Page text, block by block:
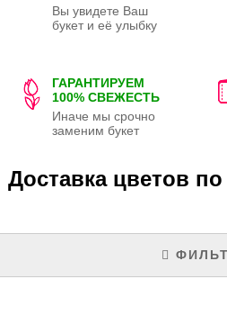
Вы увидете Ваш
букет и её улыбку
ГАРАНТИРУЕМ
100% СВЕЖЕСТЬ
Иначе мы срочно
заменим букет
Доставка цветов